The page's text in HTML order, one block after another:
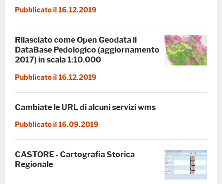
Pubblicato il 16.12.2019
Rilasciato come Open Geodata il
DataBase Pedologico (aggiornamento
2017) in scala 1:10.000
Pubblicato il 16.12.2019
Cambiate le URL di alcuni servizi wms
Pubblicato il 16.09.2019
CASTORE - Cartografia Storica
Regionale